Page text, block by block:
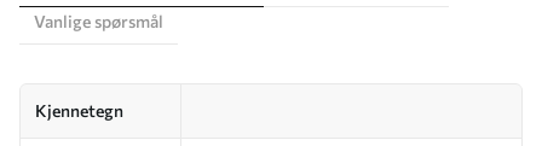
Vanlige spørsmål
Kjennetegn